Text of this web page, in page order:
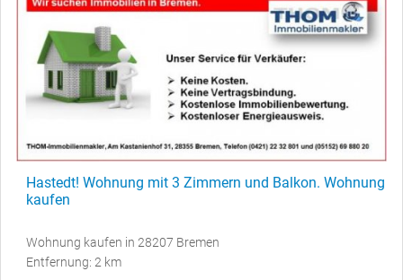
Hastedt! Wohnung mit 3 Zimmern und Balkon. Wohnung
kaufen
Wohnung kaufen in 28207 Bremen
Entfernung: 2 km